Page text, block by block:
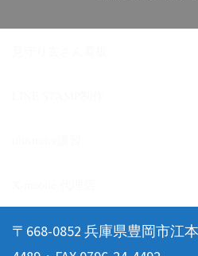
〒668-0852 兵庫県豊岡市江